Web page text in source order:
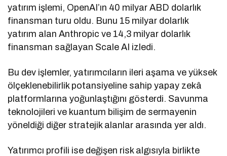
yatırım işlemi, OpenAI’ın 40 milyar ABD dolarlık
finansman turu oldu. Bunu 15 milyar dolarlık
yatırım alan Anthropic ve 14,3 milyar dolarlık
finansman sağlayan Scale AI izledi.
Bu dev işlemler, yatırımcıların ileri aşama ve yüksek
ölçeklenebilirlik potansiyeline sahip yapay zekâ
platformlarına yoğunlaştığını gösterdi. Savunma
teknolojileri ve kuantum bilişim de sermayenin
yöneldiği diğer stratejik alanlar arasında yer aldı.
Yatırımcı profili ise değişen risk algısıyla birlikte